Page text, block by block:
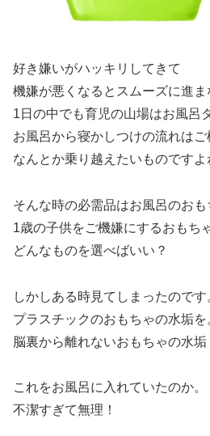
好き嫌いがハッキリしてきて
機嫌が悪くなるとスムーズに進ま
1日の中でも育児の山場はお風呂
お風呂から寝かしつけの流れはご
なんとか乗り越えたいものですよ
そんな時の必需品はお風呂のおも
1歳の子供をご機嫌にするおもち
どんなものを選べばいい？
しかしある時見てしまったのです
プラスチックのおもちゃの水垢を
脳裏から離れないおもちゃの水垢
これをお風呂に入れていたのか。
不潔すぎて無理！